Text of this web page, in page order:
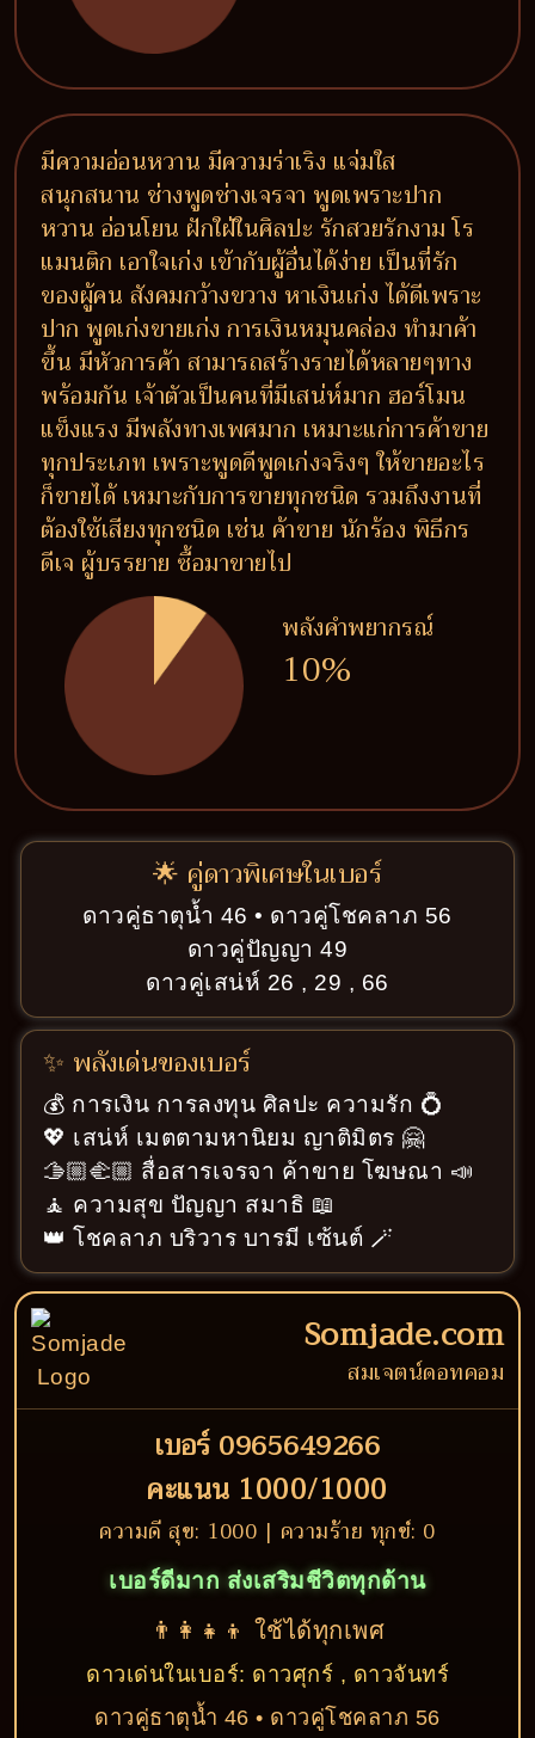
มีความอ่อนหวาน มีความร่าเริง แจ่มใส
สนุกสนาน ช่างพูดช่างเจรจา พูดเพราะปาก
หวาน อ่อนโยน ฝักใฝ่ในศิลปะ รักสวยรักงาม โร
แมนติก เอาใจเก่ง เข้ากับผู้อื่นได้ง่าย เป็นที่รัก
ของผู้คน สังคมกว้างขวาง หาเงินเก่ง ได้ดีเพราะ
ปาก พูดเก่งขายเก่ง การเงินหมุนคล่อง ทำมาค้า
ขึ้น มีหัวการค้า สามารถสร้างรายได้หลายๆทาง
พร้อมกัน เจ้าตัวเป็นคนที่มีเสน่ห์มาก ฮอร์โมน
แข็งแรง มีพลังทางเพศมาก เหมาะแก่การค้าขาย
ทุกประเภท เพราะพูดดีพูดเก่งจริงๆ ให้ขายอะไร
ก็ขายได้ เหมาะกับการขายทุกชนิด รวมถึงงานที่
ต้องใช้เสียงทุกชนิด เช่น ค้าขาย นักร้อง พิธีกร
ดีเจ ผู้บรรยาย ซื้อมาขายไป
พลังคำพยากรณ์
10%
🌟 คู่ดาวพิเศษในเบอร์
ดาวคู่ธาตุน้ำ 46 • ดาวคู่โชคลาภ 56
ดาวคู่ปัญญา 49
ดาวคู่เสน่ห์ 26 , 29 , 66
✨ พลังเด่นของเบอร์
💰 การเงิน การลงทุน ศิลปะ ความรัก 💍
💖 เสน่ห์ เมตตามหานิยม ญาติมิตร 🤗
🫱🏼‍🫲🏼 สื่อสารเจรจา ค้าขาย โฆษณา 📣
🧘 ความสุข ปัญญา สมาธิ 📖
👑 โชคลาภ บริวาร บารมี เซ้นต์ 🪄
Somjade.com
สมเจตน์ดอทคอม
เบอร์ 0965649266
คะแนน 1000/1000
ความดี สุข: 1000 | ความร้าย ทุกข์: 0
เบอร์ดีมาก ส่งเสริมชีวิตทุกด้าน
👨‍👩‍👧‍👦 ใช้ได้ทุกเพศ
ดาวเด่นในเบอร์: ดาวศุกร์ , ดาวจันทร์
ดาวคู่ธาตุน้ำ 46 • ดาวคู่โชคลาภ 56